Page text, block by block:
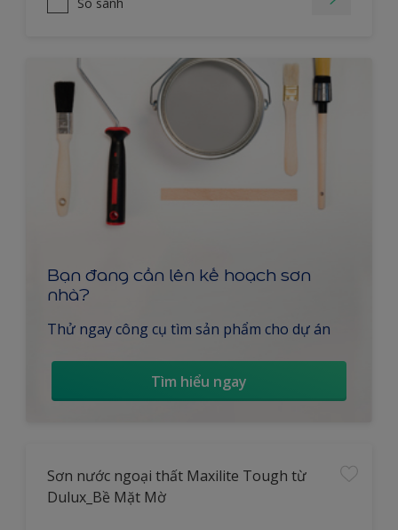
Bạn đang cần lên kế hoạch sơn
nhà?
Thử ngay công cụ tìm sản phẩm cho dự án
Tìm hiểu ngay
Sơn nước ngoại thất Maxilite Tough từ
Dulux_Bề Mặt Mờ